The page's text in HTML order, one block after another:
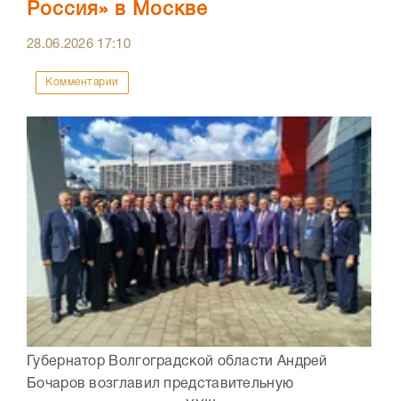
Россия» в Москве
28.06.2026 17:10
Комментарии
Губернатор Волгоградской области Андрей
Бочаров возглавил представительную